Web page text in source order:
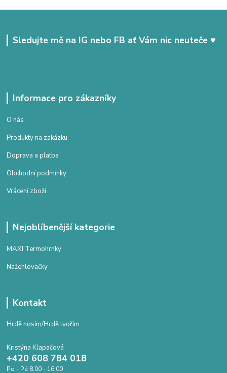
Sledujte mě na IG nebo FB ať Vám nic neuteče ♥
Informace pro zákazníky
O nás
Produkty na zakázku
Doprava a platba
Obchodní podmínky
Vrácení zboží
Nejoblíbenější kategorie
MAXI Termohrnky
Nažehlovačky
Kontakt
Hrdě nosím/Hrdě tvořím
Kristýna Klapačová
+420 608 784 018
Po - Pá 8.00 - 16.00